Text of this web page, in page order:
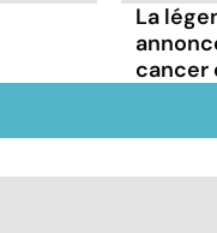
La
cancer